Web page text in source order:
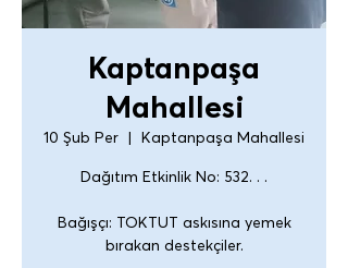
Kaptanpaşa
Mahallesi
10 Şub Per Kaptanpaşa Mahallesi
Dağıtım Etkinlik No: 532. . .
Bağışçı: TOKTUT askısına yemek